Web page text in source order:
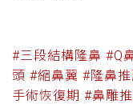
#三段結構隆鼻 #Q
頭 #縮鼻翼 #隆鼻推
手術恢復期 #鼻雕